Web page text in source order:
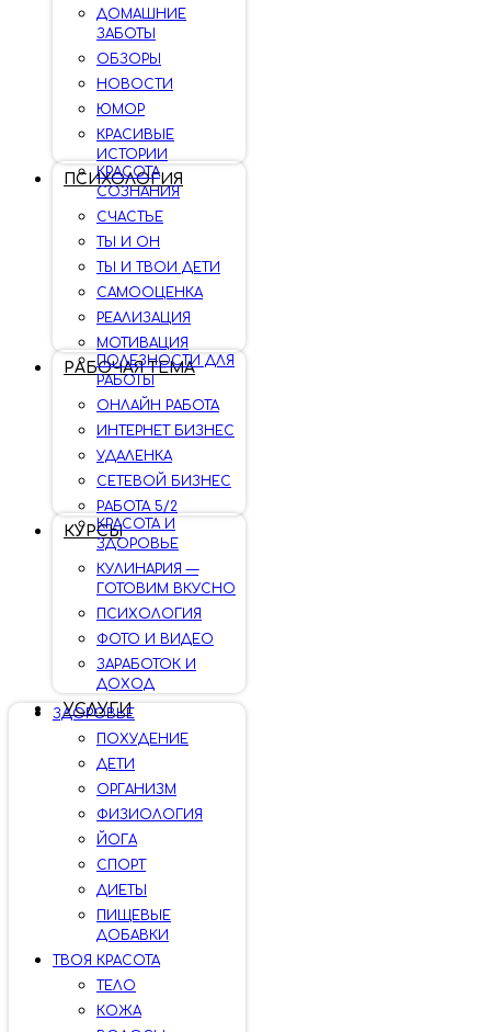
ДОМАШНИЕ
ЗАБОТЫ
ОБЗОРЫ
НОВОСТИ
ЮМОР
КРАСИВЫЕ
ИСТОРИИ
ПСИХОЛОГИЯ
КРАСОТА
СОЗНАНИЯ
СЧАСТЬЕ
ТЫ И ОН
ТЫ И ТВОИ ДЕТИ
САМООЦЕНКА
РЕАЛИЗАЦИЯ
МОТИВАЦИЯ
РАБОЧАЯ ТЕМА
ПОЛЕЗНОСТИ ДЛЯ
РАБОТЫ
ОНЛАЙН РАБОТА
ИНТЕРНЕТ БИЗНЕС
УДАЛЕНКА
СЕТЕВОЙ БИЗНЕС
РАБОТА 5/2
КУРСЫКРАСОТА И
ЗДОРОВЬЕ
КУЛИНАРИЯ —
ГОТОВИМ ВКУСНО
ПСИХОЛОГИЯ
ФОТО И ВИДЕО
ЗАРАБОТОК И
ДОХОД
УСЛУГИ
ЗДОРОВЬЕ
ПОХУДЕНИЕ
ДЕТИ
ОРГАНИЗМ
ФИЗИОЛОГИЯ
ЙОГА
СПОРТ
ДИЕТЫ
ПИЩЕВЫЕ
ДОБАВКИ
ТВОЯ КРАСОТА
ТЕЛО
КОЖА